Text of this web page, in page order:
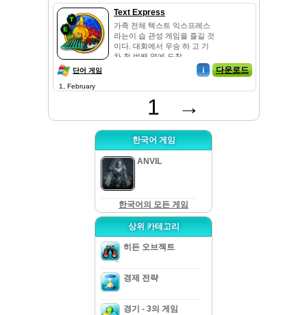
Text Express
가족 전체 텍스트 익스프레스
라는이 습 관성 게임을 즐길 것
이다. 대회에서 우승 하 고 기
차 첫 번째 역에 도착 ...
단어 게임 i 다운로드
1, February
1 →
한국어 게임
ANVIL
한국어의 모든 게임
상위 카테고리
히든 오브젝트
경제 전략
경기 - 3의 게임